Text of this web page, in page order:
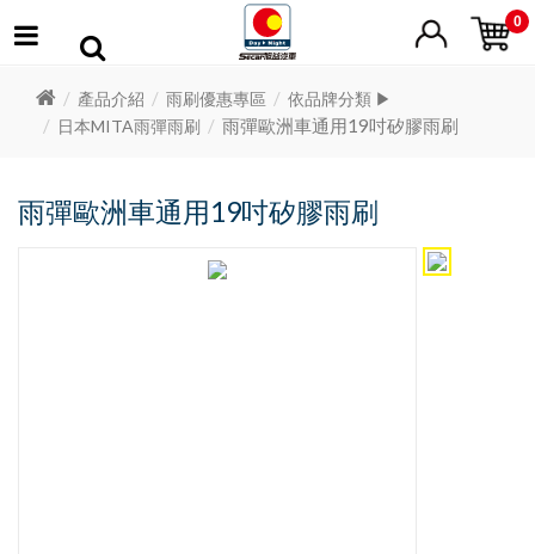
0
產品介紹 雨刷優惠專區
依品牌分類 ▶
日本MITA雨彈雨刷
雨彈歐洲車通用19吋矽膠雨刷
雨彈歐洲車通用19吋矽膠雨刷